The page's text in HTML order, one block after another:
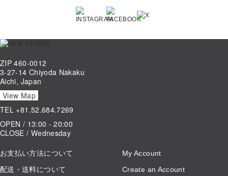
ZIP 460-0012
3-27-14 Chiyoda Nakaku
Aichi, Japan
View Map
TEL +81.52.684.7269
OPEN / 13:00 - 20:00
CLOSE / Wednesday
お支払い方法について
配送・送料について
My Account
Create an Account